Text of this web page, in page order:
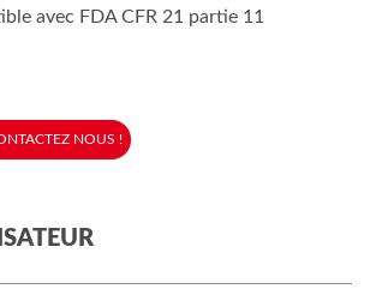
avec FDA CFR 21 partie 11
NOUS !